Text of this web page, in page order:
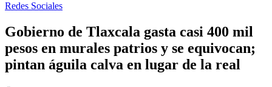
Redes Sociales
Gobierno de Tlaxcala gasta casi 400 mil
pesos en murales patrios y se equivocan;
pintan águila calva en lugar de la real